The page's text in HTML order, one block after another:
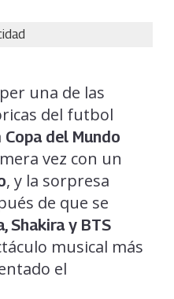
una de las
del futbol
Copa del Mundo
vez con un
, y la sorpresa
de que se
Shakira y BTS
musical más
el